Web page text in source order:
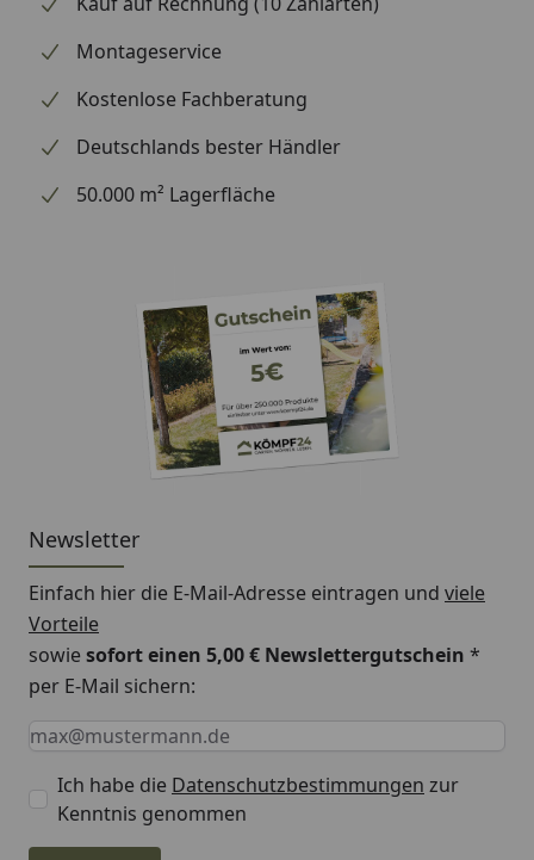
Montageservice
Kostenlose Fachberatung
Deutschlands bester Händler
50.000 m² Lagerfläche
Newsletter
Einfach hier die E-Mail-Adresse eintragen und viele
Vorteile
sowiesofort einen 5,00 € Newslettergutschein *
per E-Mail sichern:
Keine Eingabe erforderlich
Eingabe erforderlich
E-Mail *
Ich habe die Datenschutzbestimmungen zur
Kenntnis genommen